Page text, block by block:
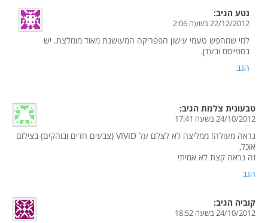
נטע הגיב:
22/12/2012 בשעה 2:06
למי שמחפש טעמי עישון הפפריקה המעושנת מאוד מומלצת. יש
בספייסס ובעדן.
הגב
טבעונית צלמת הגיב:
24/10/2012 בשעה 17:41
נראה מעולה! ממליצה לא לצלם על VIVID (צבעים חדים ובוהקים) בצילום
אוכל,
זה נראה קצת לא אמיתי
הגב
קוביה הגיב:
24/10/2012 בשעה 18:52